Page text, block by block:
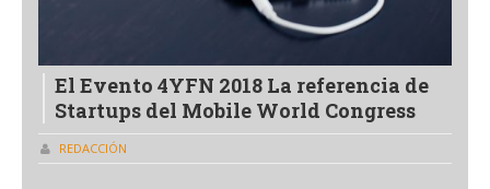
El Evento 4YFN 2018 La referencia de
Startups del Mobile World Congress
REDACCIÓN